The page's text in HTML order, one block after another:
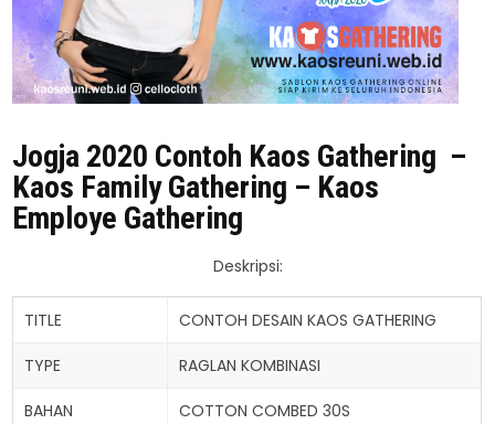
Jogja 2020 Contoh Kaos Gathering –
Kaos Family Gathering – Kaos
Employe Gathering
Deskripsi:
TITLE CONTOH DESAIN KAOS GATHERING
TYPE RAGLAN KOMBINASI
BAHAN COTTON COMBED 30S